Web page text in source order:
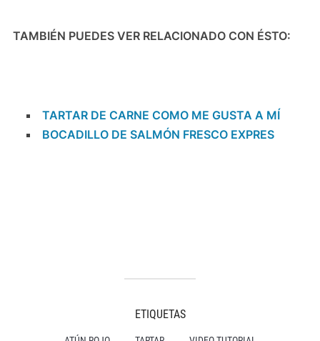
TAMBIÉN PUEDES VER RELACIONADO CON ÉSTO:
TARTAR DE CARNE COMO ME GUSTA A MÍ
BOCADILLO DE SALMÓN FRESCO EXPRES
ETIQUETAS